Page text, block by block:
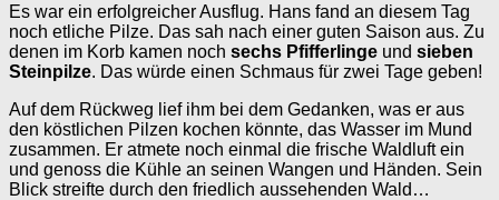
Es war ein erfolgreicher Ausflug. Hans fand an diesem Tag
noch etliche Pilze. Das sah nach einer guten Saison aus. Zu
denen im Korb kamen noch sechs Pfifferlinge und sieben
Steinpilze. Das würde einen Schmaus für zwei Tage geben!
Auf dem Rückweg lief ihm bei dem Gedanken, was er aus
den köstlichen Pilzen kochen könnte, das Wasser im Mund
zusammen. Er atmete noch einmal die frische Waldluft ein
und genoss die Kühle an seinen Wangen und Händen. Sein
Blick streifte durch den friedlich aussehenden Wald…